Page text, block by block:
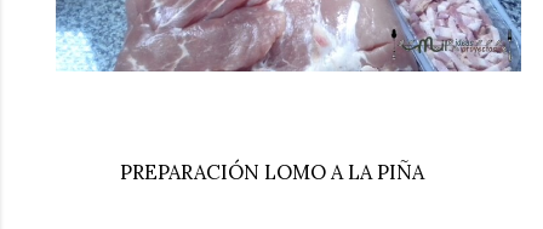
PREPARACIÓN LOMO A LA PIÑA